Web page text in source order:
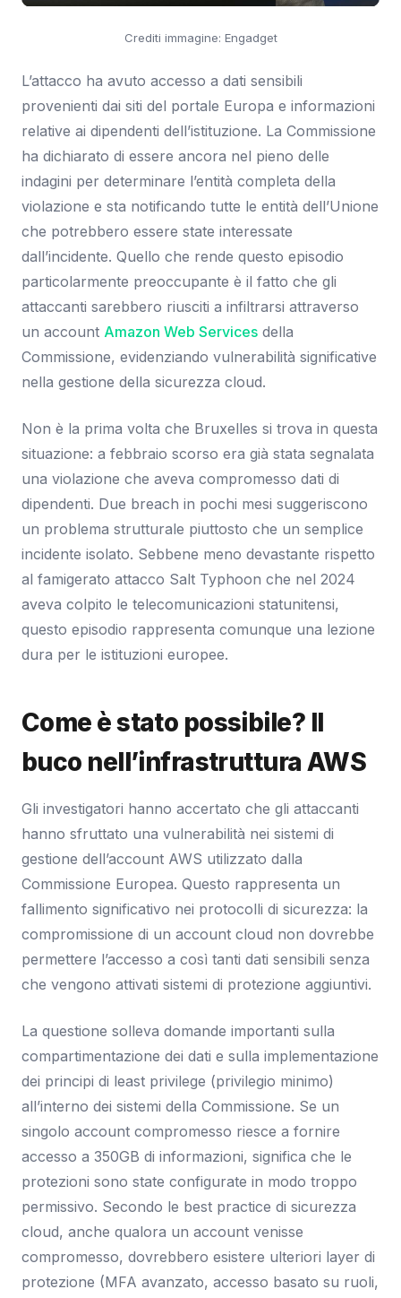
Crediti immagine: Engadget
L’attacco ha avuto accesso a dati sensibili
provenienti dai siti del portale Europa e informazioni
relative ai dipendenti dell’istituzione. La Commissione
ha dichiarato di essere ancora nel pieno delle
indagini per determinare l’entità completa della
violazione e sta notificando tutte le entità dell’Unione
che potrebbero essere state interessate
dall’incidente. Quello che rende questo episodio
particolarmente preoccupante è il fatto che gli
attaccanti sarebbero riusciti a infiltrarsi attraverso
un account Amazon Web Services della
Commissione, evidenziando vulnerabilità significative
nella gestione della sicurezza cloud.
Non è la prima volta che Bruxelles si trova in questa
situazione: a febbraio scorso era già stata segnalata
una violazione che aveva compromesso dati di
dipendenti. Due breach in pochi mesi suggeriscono
un problema strutturale piuttosto che un semplice
incidente isolato. Sebbene meno devastante rispetto
al famigerato attacco Salt Typhoon che nel 2024
aveva colpito le telecomunicazioni statunitensi,
questo episodio rappresenta comunque una lezione
dura per le istituzioni europee.
Come è stato possibile? Il
buco nell’infrastruttura AWS
Gli investigatori hanno accertato che gli attaccanti
hanno sfruttato una vulnerabilità nei sistemi di
gestione dell’account AWS utilizzato dalla
Commissione Europea. Questo rappresenta un
fallimento significativo nei protocolli di sicurezza: la
compromissione di un account cloud non dovrebbe
permettere l’accesso a così tanti dati sensibili senza
che vengono attivati sistemi di protezione aggiuntivi.
La questione solleva domande importanti sulla
compartimentazione dei dati e sulla implementazione
dei principi di least privilege (privilegio minimo)
all’interno dei sistemi della Commissione. Se un
singolo account compromesso riesce a fornire
accesso a 350GB di informazioni, significa che le
protezioni sono state configurate in modo troppo
permissivo. Secondo le best practice di sicurezza
cloud, anche qualora un account venisse
compromesso, dovrebbero esistere ulteriori layer di
protezione (MFA avanzato, accesso basato su ruoli,